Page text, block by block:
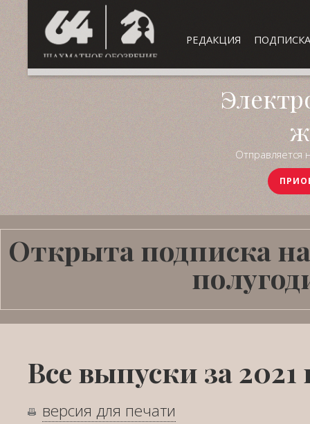
РЕДАКЦИЯ ПОДПИСКА
Отправляется
Открыта подписка
Все выпуски за 2021
версия для печати